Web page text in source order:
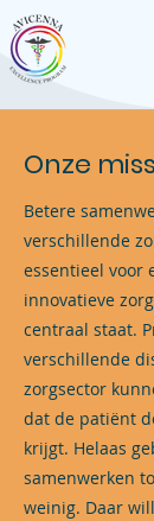
Onze
Betere
verschillende
essentieel voor
innovatieve
centraal staat.
verschillende
zorgsector
dat de patiënt
krijgt. Helaas
samenwerken
weinig. Daar